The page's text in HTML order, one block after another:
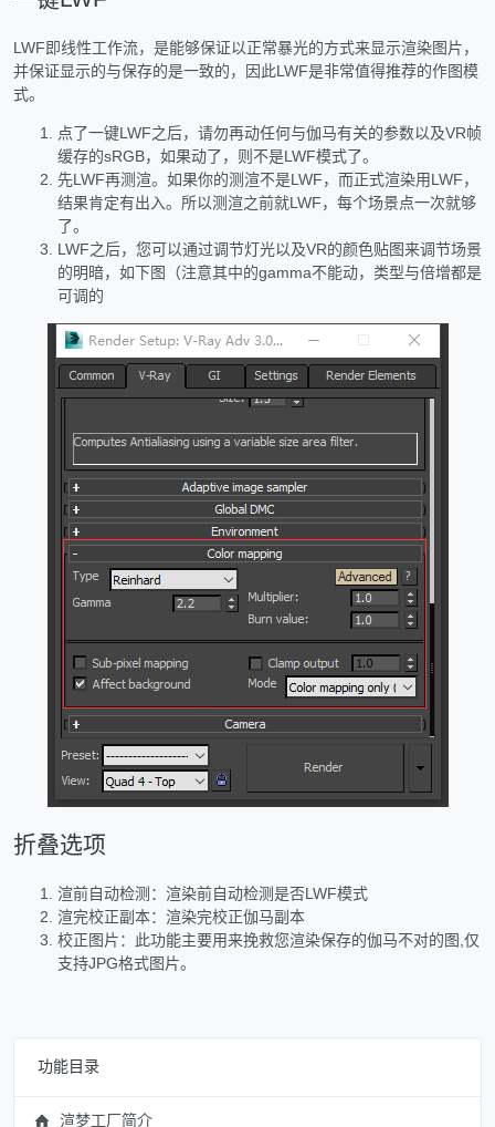
LWF即线性工作流，是能够保证以正常暴光的方式来显示渲染图片，
并保证显示的与保存的是一致的，因此LWF是非常值得推荐的作图模
式。
点了一键LWF之后，请勿再动任何与伽马有关的参数以及VR帧
缓存的sRGB，如果动了，则不是LWF模式了。
先LWF再测渲。如果你的测渲不是LWF，而正式渲染用LWF，
结果肯定有出入。所以测渲之前就LWF，每个场景点一次就够
了。
LWF之后，您可以通过调节灯光以及VR的颜色贴图来调节场景
的明暗，如下图（注意其中的gamma不能动，类型与倍增都是
可调的
折叠选项
渲前自动检测：渲染前自动检测是否LWF模式
渲完校正副本：渲染完校正伽马副本
校正图片：此功能主要用来挽救您渲染保存的伽马不对的图,仅
支持JPG格式图片。
功能目录
渲梦工厂简介